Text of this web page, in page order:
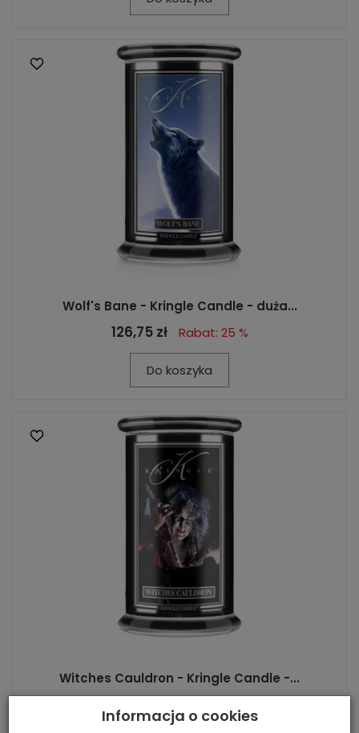
Wolf's Bane - Kringle Candle - duża...
126,75 zł Rabat: 25 %
Do koszyka
Witches Cauldron - Kringle Candle -...
Informacja o cookies